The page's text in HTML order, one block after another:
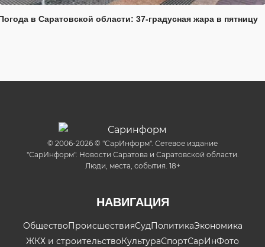
в Саратовской области: 37-градусная жара в пятницу
© 2006-2026 © "СарИнформ". Сетевое издание
"СарИнформ". Новости Саратова и Саратовской области.
Люди, места, события. 18+
НАВИГАЦИЯ
ОбществоПроисшествияСудПолитикаЭкономика
ЖКХ и строительствоКультураСпортСарИнФото